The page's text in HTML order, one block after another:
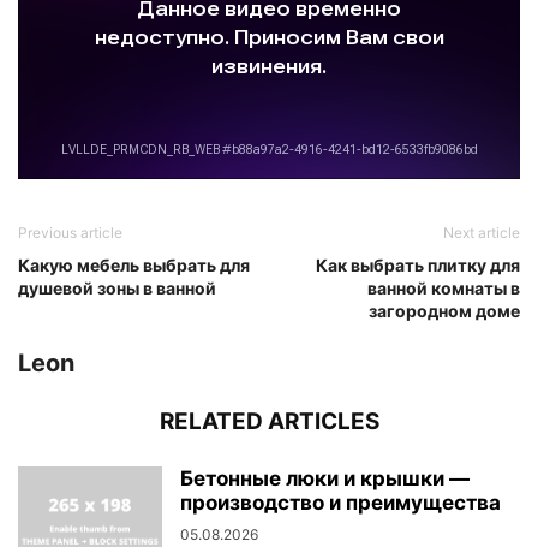
Previous article
Какую мебель выбрать для
душевой зоны в ванной
Next article
Как выбрать плитку для
ванной комнаты в
загородном доме
Leon
RELATED ARTICLES
Бетонные люки и крышки —
производство и преимущества
05.08.2026